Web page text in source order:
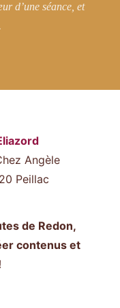
d’une séance, et
Angèle
Peillac
de Redon,
contenus et